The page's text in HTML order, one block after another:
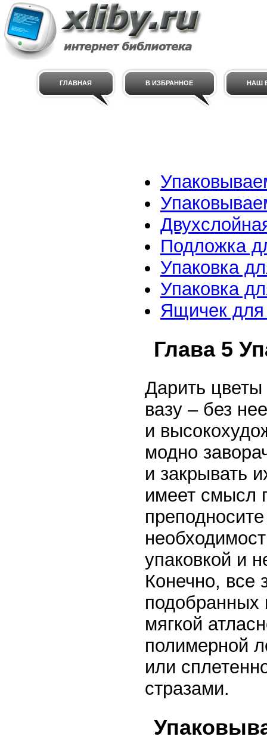
ГЛАВНАЯ В ИЗБРАННОЕ НАШ
Подложка
Упаковка
Упаковка
Ящичек для
Глава 5
Дарить цветы
вазу – без
и
модно
и закрывать
имеет смысл
упаковкой и
Конечно, все
подобранных
мягкой
полимерной
или
стразами.